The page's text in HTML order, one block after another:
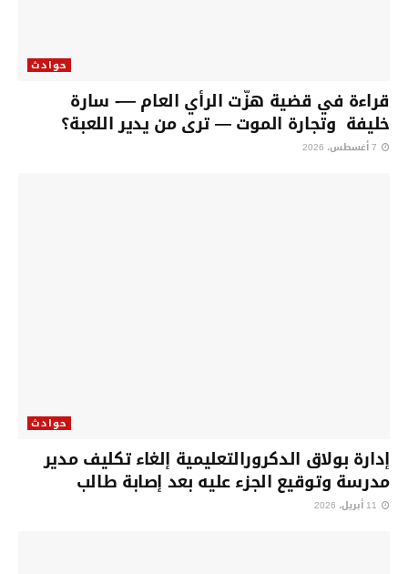
حوادث
قراءة في قضية هزّت الرأي العام —- سارة
خليفة وتجارة الموت — ترى من يدير اللعبة؟
حوادث
إدارة بولاق الدكرورالتعليمية إلغاء تكليف مدير
مدرسة وتوقيع الجزء عليه بعد إصابة طالب